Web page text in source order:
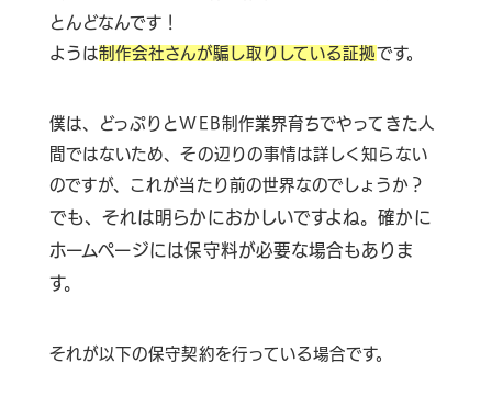
とんどなんです！
ようは制作会社さんが騙し取りしている証拠です。
僕は、どっぷりとWEB制作業界育ちでやってきた人
間ではないため、その辺りの事情は詳しく知らない
のですが、これが当たり前の世界なのでしょうか？
でも、それは明らかにおかしいですよね。確かに
ホームページには保守料が必要な場合もありま
す。
それが以下の保守契約を行っている場合です。